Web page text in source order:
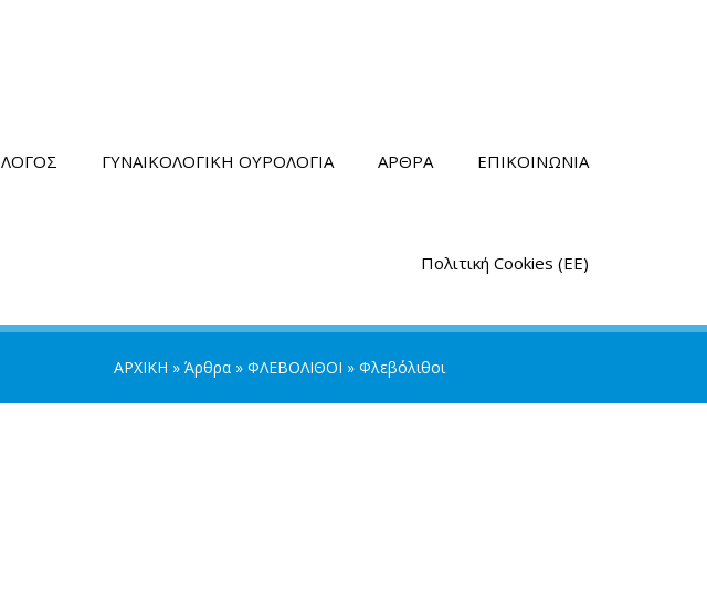
ΓΥΝΑΙΚΟΛΟΓΙΚΗ ΟΥΡΟΛΟΓΙΑ ΑΡΘΡΑ ΕΠΙΚΟΙΝΩΝΙΑ
Πολιτική Cookies (ΕΕ)
ΑΡΧΙΚΗ » Άρθρα » ΦΛΕΒΟΛΙΘΟΙ » Φλεβόλιθοι